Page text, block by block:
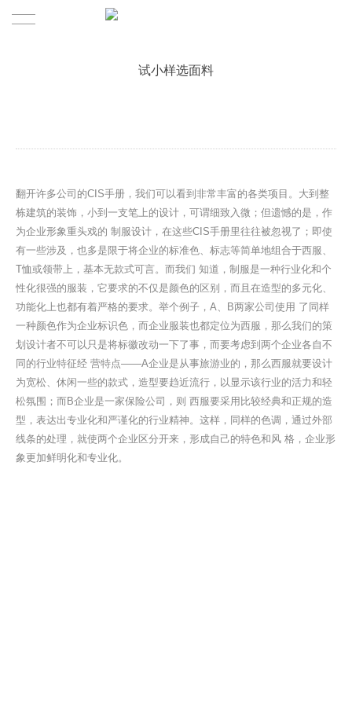
试小样选面料
翻开许多公司的CIS手册，我们可以看到非常丰富的各类项目。大到整
栋建筑的装饰，小到一支笔上的设计，可谓细致入微；但遗憾的是，作
为企业形象重头戏的 制服设计，在这些CIS手册里往往被忽视了；即使
有一些涉及，也多是限于将企业的标准色、标志等简单地组合于西服、
T恤或领带上，基本无款式可言。而我们 知道，制服是一种行业化和个
性化很强的服装，它要求的不仅是颜色的区别，而且在造型的多元化、
功能化上也都有着严格的要求。举个例子，A、B两家公司使用 了同样
一种颜色作为企业标识色，而企业服装也都定位为西服，那么我们的策
划设计者不可以只是将标徽改动一下了事，而要考虑到两个企业各自不
同的行业特征经 营特点——A企业是从事旅游业的，那么西服就要设计
为宽松、休闲一些的款式，造型要趋近流行，以显示该行业的活力和轻
松氛围；而B企业是一家保险公司，则 西服要采用比较经典和正规的造
型，表达出专业化和严谨化的行业精神。这样，同样的色调，通过外部
线条的处理，就使两个企业区分开来，形成自己的特色和风 格，企业形
象更加鲜明化和专业化。
品牌故事
定制服务
发展历程
时尚资讯